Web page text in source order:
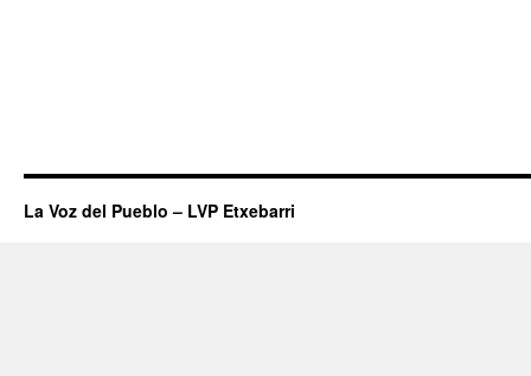
La Voz del Pueblo – LVP Etxebarri